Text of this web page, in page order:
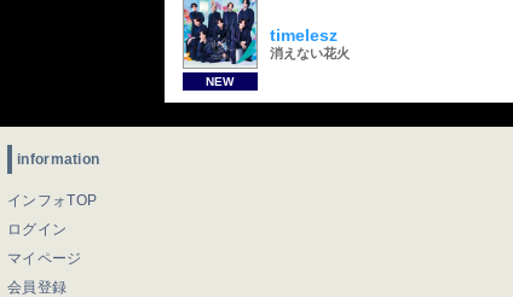
NEW
timelesz
消えない花火
information
インフォTOP
ログイン
マイページ
会員登録